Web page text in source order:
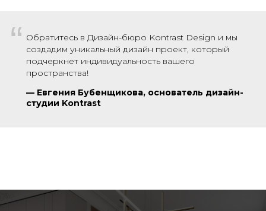
“ Обратитесь в Дизайн-бюро Kontrast Design и мы
создадим уникальный дизайн проект, который
подчеркнет индивидуальность вашего
пространства!
— Евгения Бубенщикова, основатель дизайн-
студии Kontrast